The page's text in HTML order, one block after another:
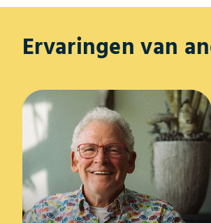
Ervaringen van